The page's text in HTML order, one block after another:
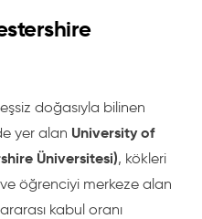
doğasıyla bilinen
yer alan University of
Üniversitesi), kökleri
ve öğrenciyi merkeze alan
kabul oranı